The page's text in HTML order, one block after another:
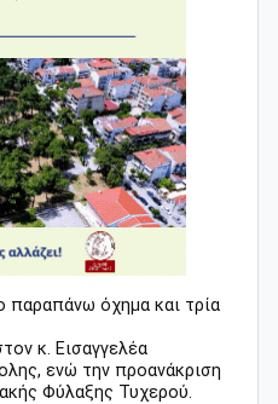
παραπάνω όχημα και τρία
κ. Εισαγγελέα
ενώ την προανάκριση
Φύλαξης Τυχερού.